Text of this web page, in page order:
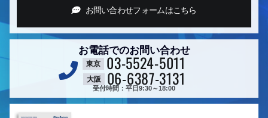
お問い合わせフォームはこちら
お電話でのお問い合わせ
東京 03-5524-5011
大阪 06-6387-3131
受付時間：平日9:30～18:00